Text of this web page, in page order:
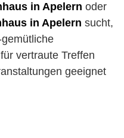
in Apelern oder
in Apelern sucht,
vertraute Treffen
geeignet